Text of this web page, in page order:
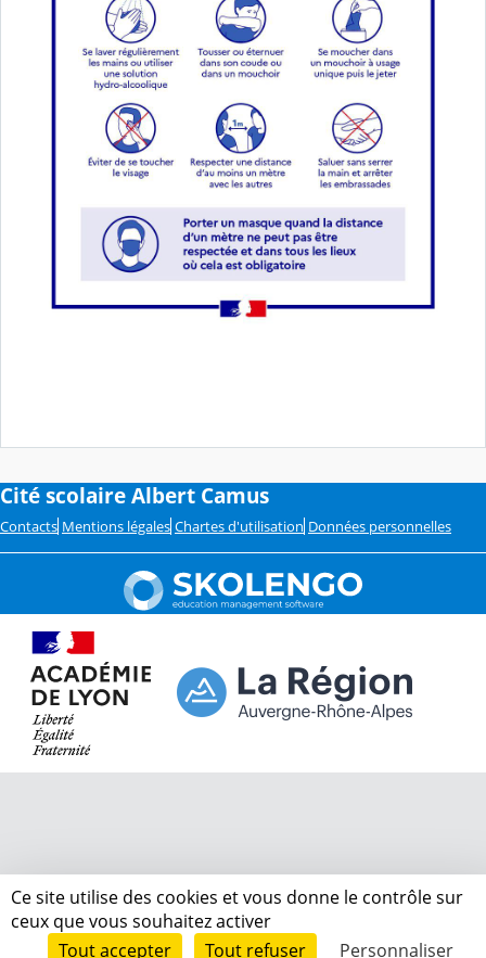
Cité scolaire Albert Camus
Contacts Mentions légales Chartes d'utilisation Données personnelles
Ce site utilise des cookies et vous donne le contrôle sur
ceux que vous souhaitez activer
Tout accepter
Tout refuser Personnaliser